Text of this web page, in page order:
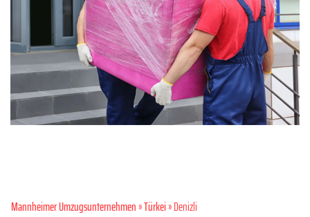
Mannheimer Umzugsunternehmen»Türkei» Denizli